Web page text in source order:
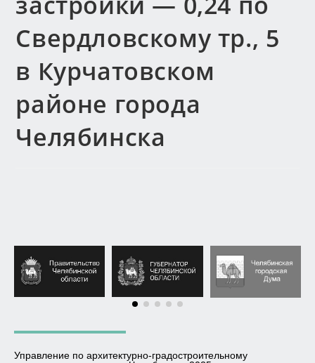
Свердловскому тр., 5
в Курчатовском
районе города
Челябинска
Управление по архитектурно-градостроительному